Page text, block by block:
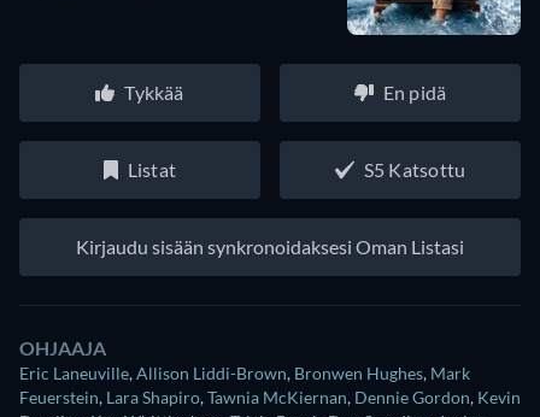
Tykkää En pidä
Listat S5 Katsottu
Kirjaudu sisään synkronoidaksesi Oman Listasi
OHJAAJA
Eric Laneuville,Allison Liddi-Brown, Bronwen Hughes, Mark
Feuerstein, Lara Shapiro,Tawnia McKiernan, Dennie Gordon, Kevin